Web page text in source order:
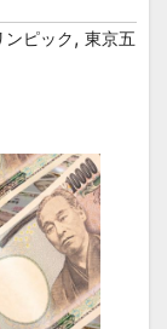
ンピック, 東京五